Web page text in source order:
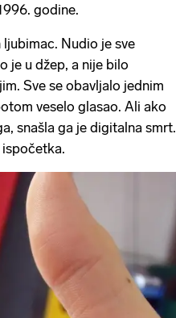
godine.
Nudio je sve
je u džep, a nije bilo
Sve se obavljalo jednim
veselo glasao. Ali ako
snašla ga je digitalna smrt.